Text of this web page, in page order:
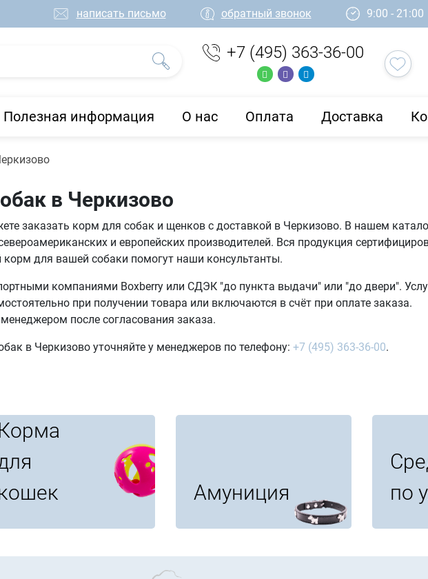
написать письмо обратный звонок 9:00 - 21:00
+7 (495) 363-36-00
Полезная информация О нас Оплата Доставка
в Черкизово
заказать корм для собак и щенков с доставкой в Черкизово. В нашем
и европейских производителей. Вся продукция
для вашей собаки помогут наши консультанты.
компаниями Boxberry или СДЭК "до пункта выдачи" или "до двери".
при получении товара или включаются в счёт при оплате заказа.
после согласования заказа.
в Черкизово уточняйте у менеджеров по телефону: +7 (495) 363-36-00.
Амуниция
по